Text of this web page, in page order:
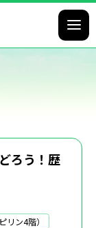
ろう！歴
リン4階）